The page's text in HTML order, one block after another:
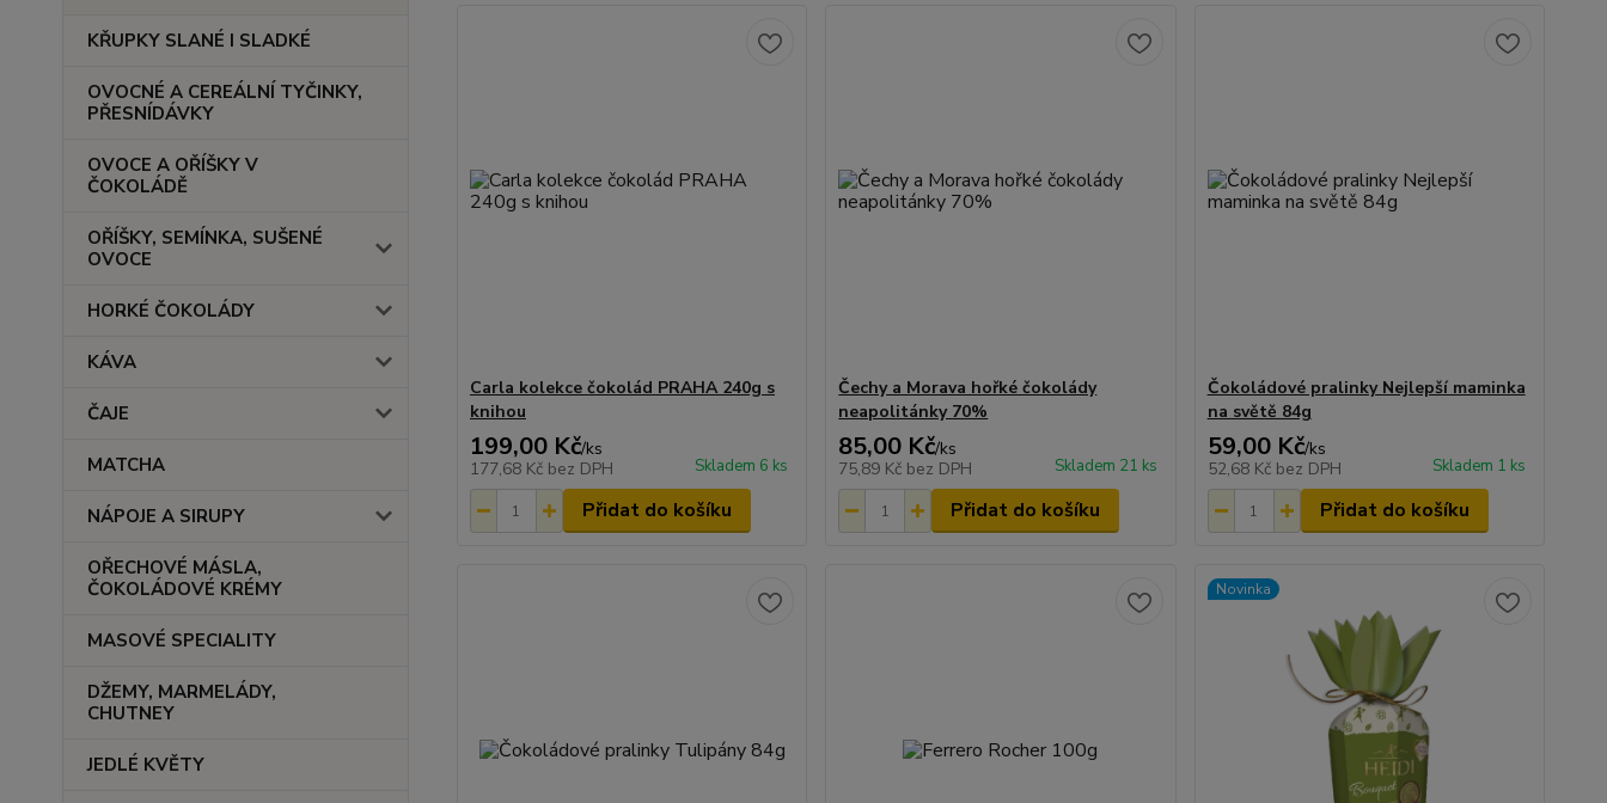
KŘUPKY SLANÉ I SLADKÉ
OVOCNÉ A CEREÁLNÍ TYČINKY,
PŘESNÍDÁVKY
OVOCE A OŘÍŠKY V
ČOKOLÁDĚ
OŘÍŠKY, SEMÍNKA, SUŠENÉ
OVOCE
HORKÉ ČOKOLÁDY
KÁVA
ČAJE
MATCHA
NÁPOJE A SIRUPY
OŘECHOVÉ MÁSLA,
ČOKOLÁDOVÉ KRÉMY
MASOVÉ SPECIALITY
DŽEMY, MARMELÁDY,
CHUTNEY
JEDLÉ KVĚTY
Carla kolekce čokolád PRAHA 240g s
knihou
199,00 Kč/ks
177,68 Kč bez DPH Skladem 6 ks
Přidat do košíku
Čechy a Morava hořké čokolády
neapolitánky 70%
85,00 Kč/ks
75,89 Kč bez DPH Skladem 21 ks
Přidat do košíku
Čokoládové pralinky Nejlepší maminka
na světě 84g
59,00 Kč/ks
52,68 Kč bez DPH Skladem 1 ks
Přidat do košíku
Novinka